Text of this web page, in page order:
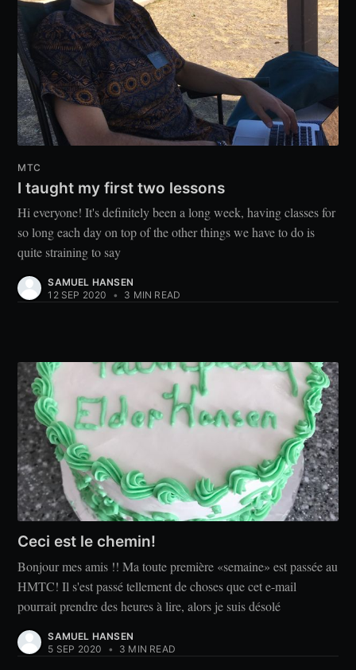
MTC
I taught my first two lessons
Hi everyone! It's definitely been a long week, having classes for
so long each day on top of the other things we have to do is
quite straining to say
SAMUEL HANSEN
12 SEP 2020
• 3 MIN READ
Ceci est le chemin!
Bonjour mes amis !! Ma toute première «semaine» est passée au
HMTC! Il s'est passé tellement de choses que cet e-mail
pourrait prendre des heures à lire, alors je suis désolé
SAMUEL HANSEN
5 SEP 2020
• 3 MIN READ